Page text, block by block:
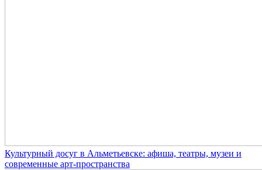
Культурный досуг в Альметьевске: афиша, театры, музеи и
современные арт-пространства